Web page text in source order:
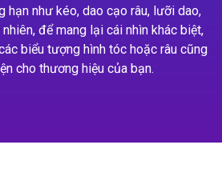
hạn như kéo, dao cạo râu, lưỡi dao,
để mang lại cái nhìn khác biệt,
biểu tượng hình tóc hoặc râu cũng
cho thương hiệu của bạn.